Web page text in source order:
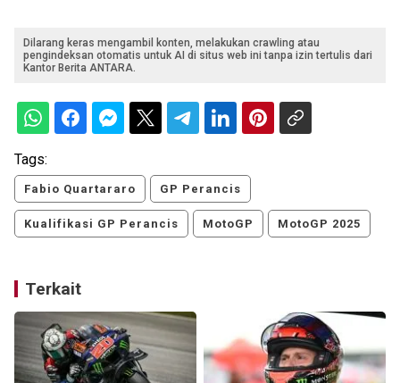
Dilarang keras mengambil konten, melakukan crawling atau
pengindeksan otomatis untuk AI di situs web ini tanpa izin tertulis dari
Kantor Berita ANTARA.
Tags:
Fabio Quartararo GP Perancis
Kualifikasi GP Perancis MotoGP MotoGP 2025
Terkait